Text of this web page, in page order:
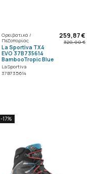
Ορειβατικά /
Πεζοπορίας
La Sportiva TX4
EVO 37B735614
BambooTropic Blue
La Sportiva
37B735614
259,87 €
320,00 €
-17%